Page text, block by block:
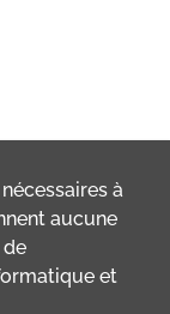
à
aucune
et